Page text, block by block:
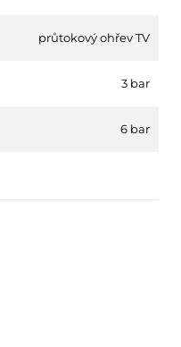
průtokový ohřev TV
3 bar
6 bar